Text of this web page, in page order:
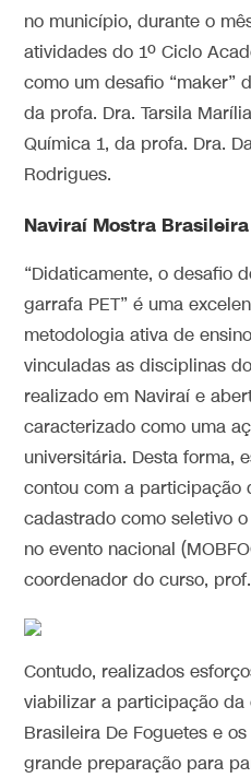
no município, durante o
atividades do 1º Ciclo
como um desafio “maker”
da profa. Dra. Tarsila
Química 1, da profa. Dra.
Rodrigues.
Naviraí Mostra
“Didaticamente, o desafio
garrafa PET” é uma
metodologia ativa de
vinculadas as disciplinas
realizado em Naviraí e
caracterizado como uma
universitária. Desta forma,
contou com a participação
cadastrado como seletivo
no evento nacional
coordenador do curso,
Contudo, realizados
viabilizar a participação da
Brasileira De Foguetes e
grande preparação para